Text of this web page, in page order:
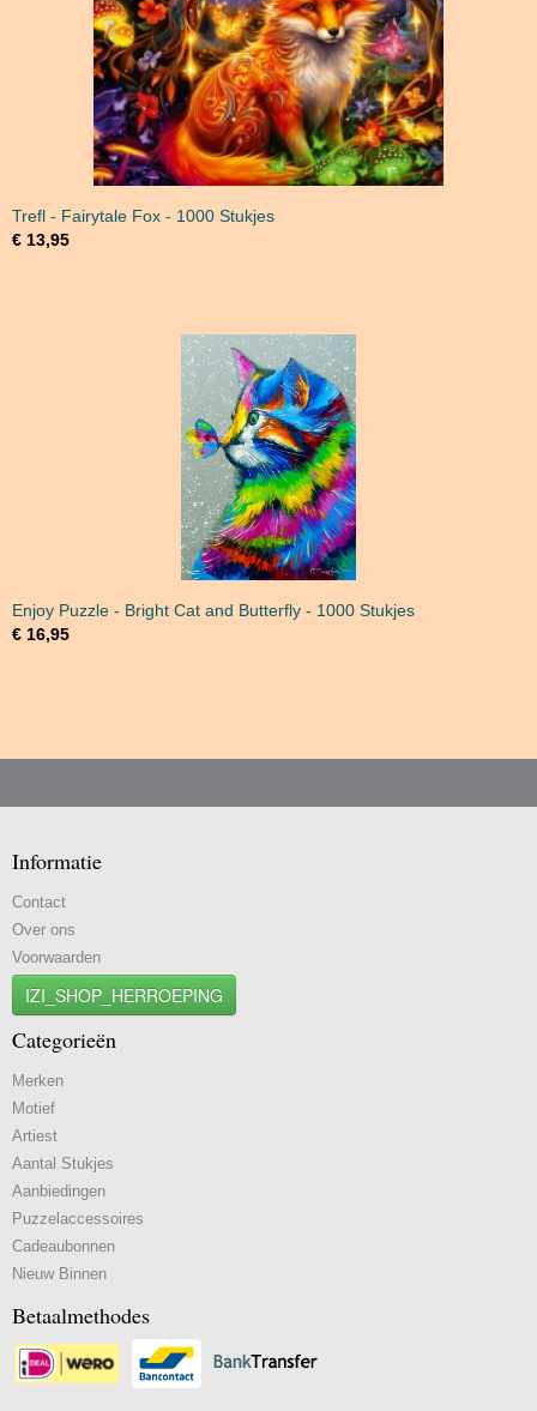
Trefl - Fairytale Fox - 1000 Stukjes
€ 13,95
Enjoy Puzzle - Bright Cat and Butterfly - 1000 Stukjes
€ 16,95
Informatie
Contact
Over ons
Voorwaarden
IZI_SHOP_HERROEPING
Categorieën
Merken
Motief
Artiest
Aantal Stukjes
Aanbiedingen
Puzzelaccessoires
Cadeaubonnen
Nieuw Binnen
Betaalmethodes